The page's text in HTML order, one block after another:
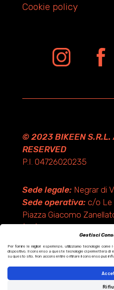
Gestisci
Per fornire le migliori esperienze, utilizziamo tecnologie
dispositivo. Il consenso a queste tecnologie ci permetterà di
su questo sito. Non acconsentire o ritirare il consenso può
Cookie policy
© 2023 BIKEEN S.R.L.
RESERVED
P.I. 04726020235
Sede legale:Negrar di
Sede operativa:c/o Le
Piazza Giacomo
(PD)
Design by KF ADV
Development by